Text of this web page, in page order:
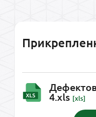
4.xls [xls]